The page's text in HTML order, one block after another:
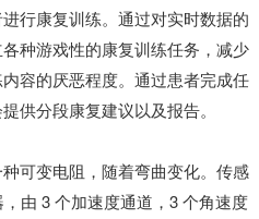
行康复训练。通过对实时数据的
种游戏性的康复训练任务，减少
容的厌恶程度。通过患者完成任
供分段康复建议以及报告。
可变电阻，随着弯曲变化。传感
由 3 个加速度通道，3 个角速度